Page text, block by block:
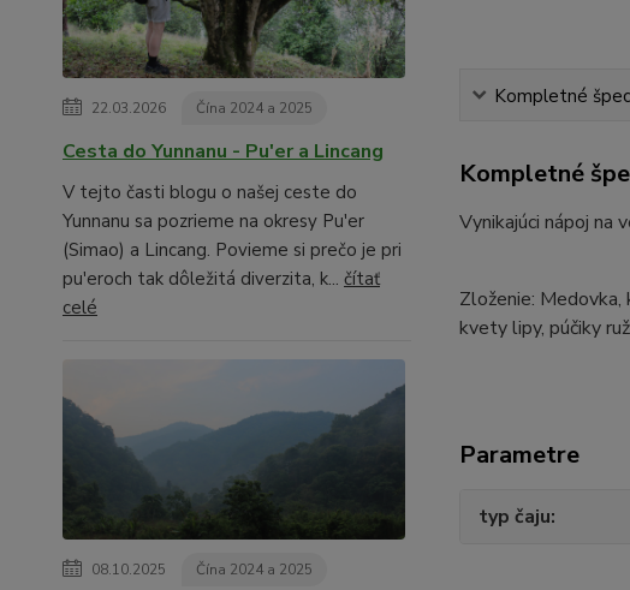
22.03.2026 Čína 2024 a 2025
Cesta do Yunnanu - Pu'er a Lincang
V tejto časti blogu o našej ceste do
Yunnanu sa pozrieme na okresy Pu'er
(Simao) a Lincang. Povieme si prečo je pri
pu'eroch tak dôležitá diverzita, k... čítať
celé
08.10.2025 Čína 2024 a 2025
Kompletné
Kompletné
Vynikajúci nápoj na
Zloženie: Medovka,
kvety lipy, púčiky
Parametre
typ čaju